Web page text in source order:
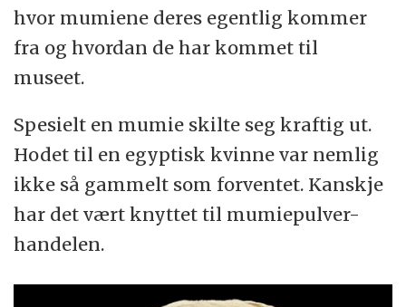
hvor mumiene deres egentlig kommer
fra og hvordan de har kommet til
museet.
Spesielt en mumie skilte seg kraftig ut.
Hodet til en egyptisk kvinne var nemlig
ikke så gammelt som forventet. Kanskje
har det vært knyttet til mumiepulver-
handelen.